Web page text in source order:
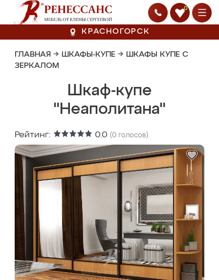
0
КРАСНОГОРСК
ГЛАВНАЯ → ШКАФЫ-КУПЕ → ШКАФЫ КУПЕ С
ЗЕРКАЛОМ
Шкаф-купе
"Неаполитана"
Рейтинг: 0.0 (0 голосов)